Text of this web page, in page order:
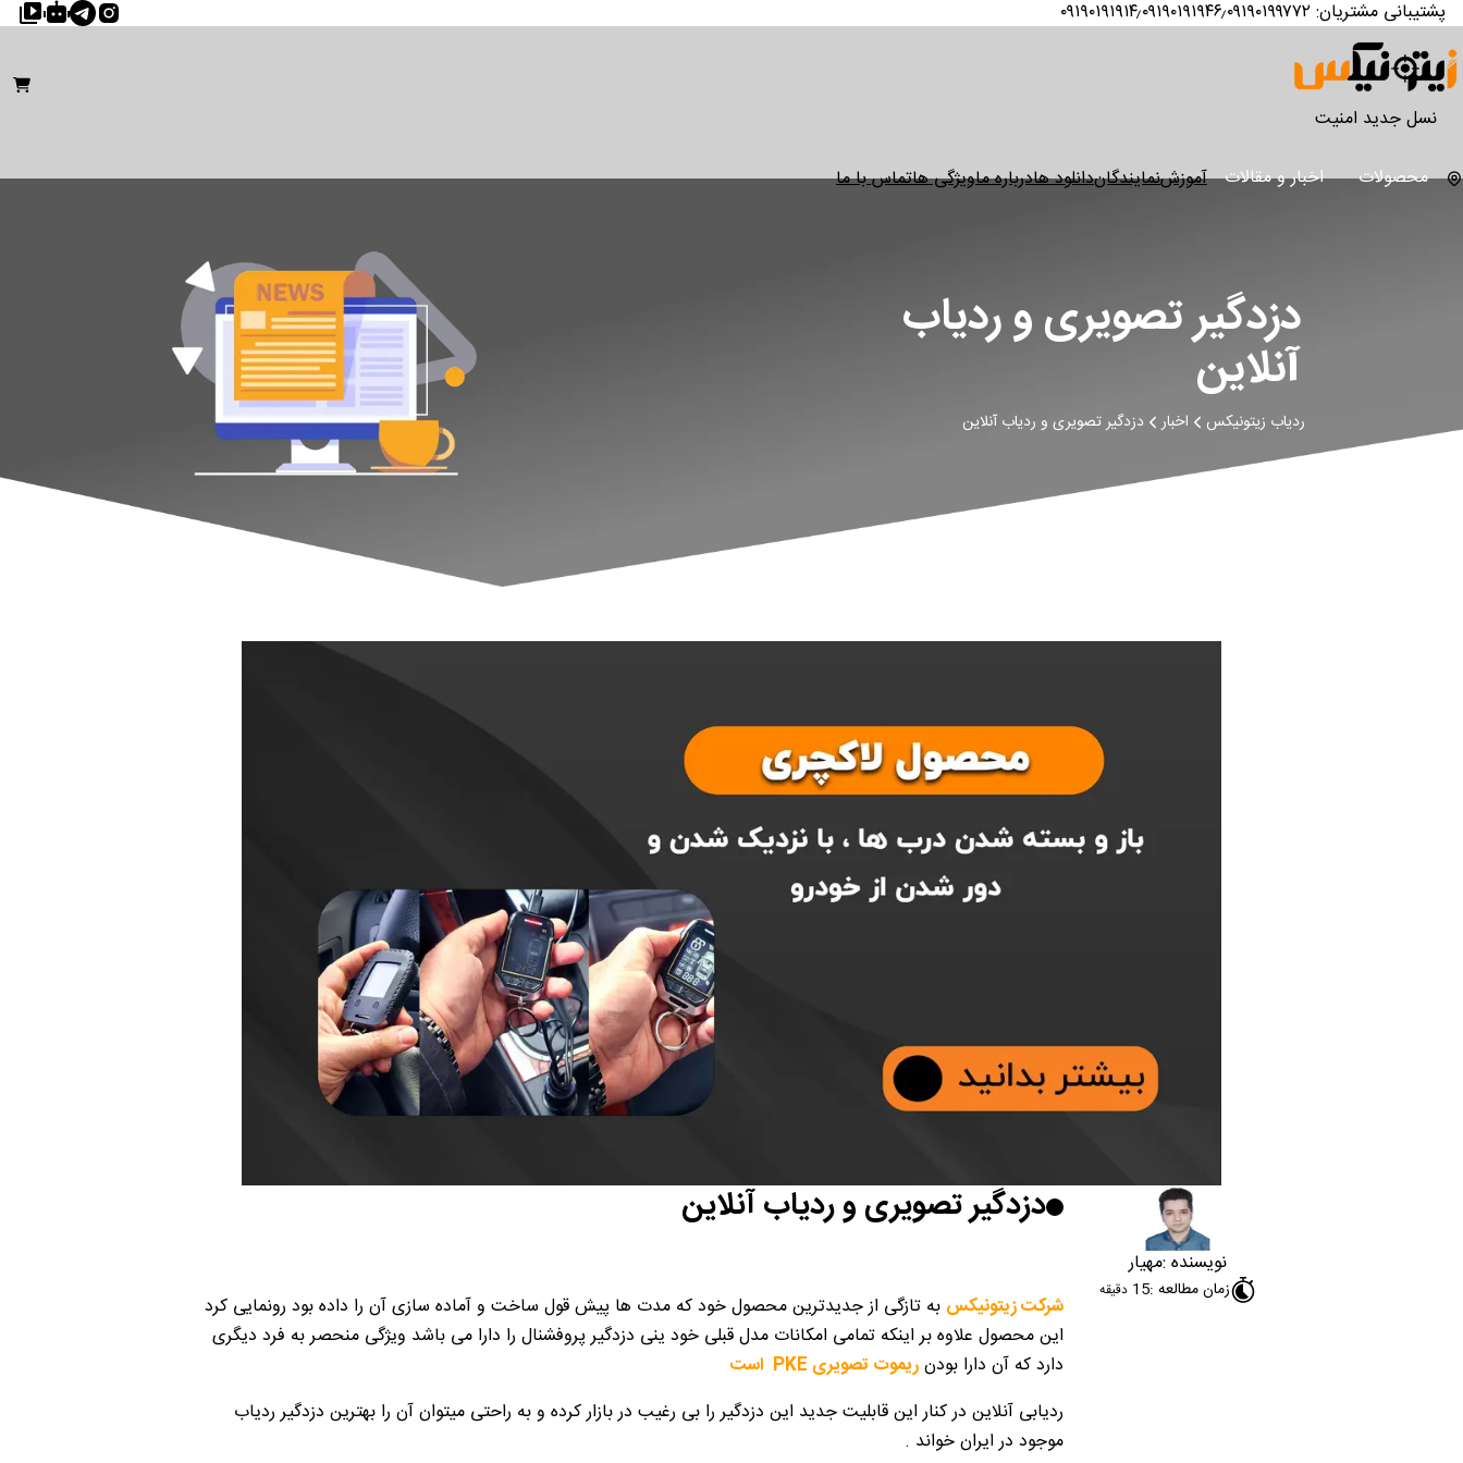
پشتیبانی مشتریان: ۰۹۱۹۰۱۹۱۹۱۴٫۰۹۱۹۰۱۹۱۹۴۶٫۰۹۱۹۰۱۹۹۷۷۲
نسل جدید امنیت
محصولات اخبار و مقالات آموزشنمایندگاندانلود هادرباره ماویژگی هاتماس با ما
دزدگیر تصویری و ردیاب
آنلاین
ردیاب زیتونیکس اخبار دزدگیر تصویری و ردیاب آنلاین
نویسنده :مهیار
زمان مطالعه :15 دقیقه
دزدگیر تصویری و ردیاب آنلاین
شرکت زیتونیکس به تازگی از جدیدترین محصول خود که مدت ها پیش قول ساخت و آماده سازی آن را داده بود رونمایی کرد
این محصول علاوه بر اینکه تمامی امکانات مدل قبلی خود ینی دزدگیر پروفشنال را دارا می باشد ویژگی منحصر به فرد دیگری
دارد که آن دارا بودنریموت تصویری PKE است
ردیابی آنلاین در کنار این قابلیت جدید این دزدگیر را بی رغیب در بازار کرده و به راحتی میتوان آن را بهترین دزدگیر ردیاب
موجود در ایران خواند .